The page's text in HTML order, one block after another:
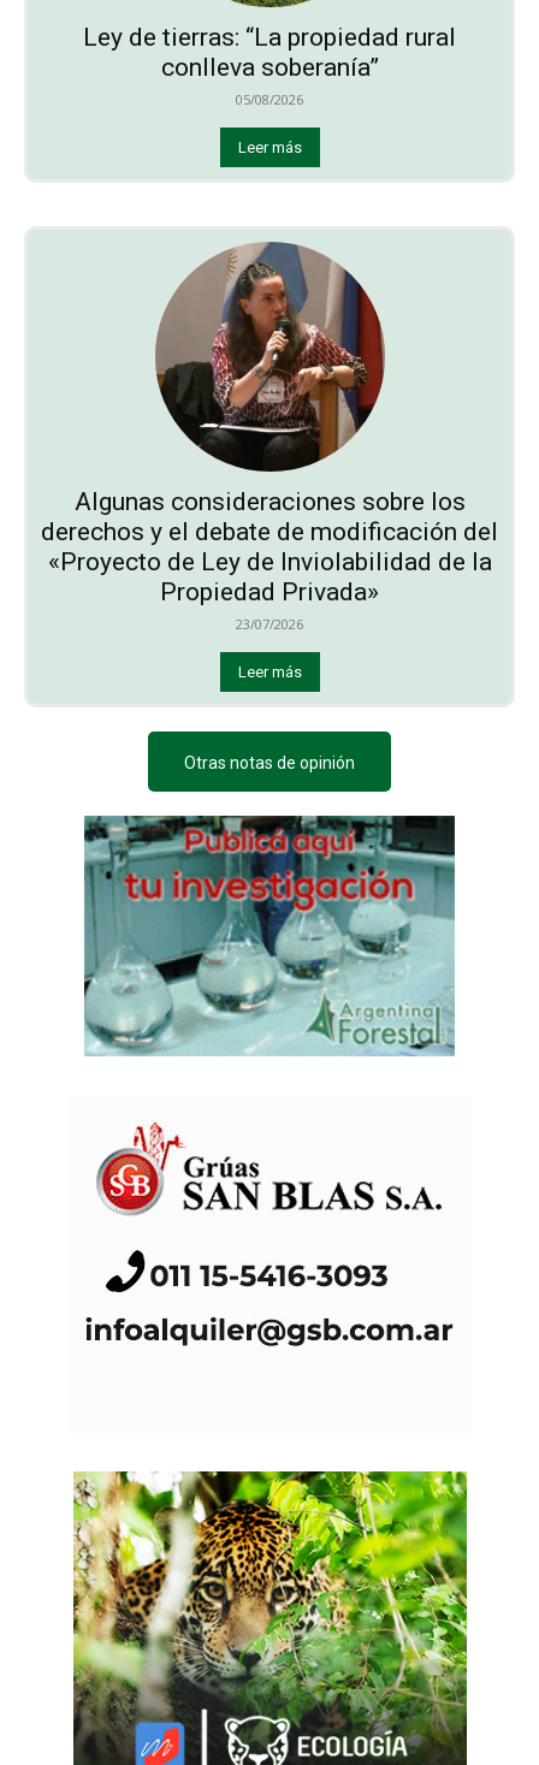
Ley de tierras: “La propiedad rural
conlleva soberanía”
05/08/2026
Leer más
Algunas consideraciones sobre los
derechos y el debate de modificación del
«Proyecto de Ley de Inviolabilidad de la
Propiedad Privada»
23/07/2026
Leer más
Otras notas de opinión